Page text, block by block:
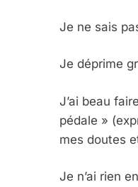
Je ne sais
Je déprime
J’ai beau
pédale »
mes doutes
Je n’ai rien